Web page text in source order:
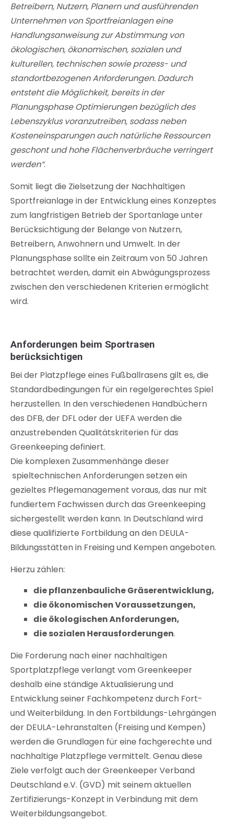
Betreibern, Nutzern, Planern und ausführenden
Unternehmen von Sportfreianlagen eine
Handlungsanweisung zur Abstimmung von
ökologischen, ökonomischen, sozialen und
kulturellen, technischen sowie prozess- und
standortbezogenen Anforderungen. Dadurch
entsteht die Möglichkeit, bereits in der
Planungsphase Optimierungen bezüglich des
Lebenszyklus voranzutreiben, sodass neben
Kosteneinsparungen auch natürliche Ressourcen
geschont und hohe Flächenverbräuche verringert
werden“.
Somit liegt die Zielsetzung der Nachhaltigen
Sportfreianlage in der Entwicklung eines Konzeptes
zum langfristigen Betrieb der Sportanlage unter
Berücksichtigung der Belange von Nutzern,
Betreibern, Anwohnern und Umwelt. In der
Planungsphase sollte ein Zeitraum von 50 Jahren
betrachtet werden, damit ein Abwägungsprozess
zwischen den verschiedenen Kriterien ermöglicht
wird.
Anforderungen beim Sportrasen
berücksichtigen
Bei der Platzpflege eines Fußballrasens gilt es, die
Standardbedingungen für ein regelgerechtes Spiel
herzustellen. In den verschiedenen Handbüchern
des DFB, der DFL oder der UEFA werden die
anzustrebenden Qualitätskriterien für das
Greenkeeping definiert.
Die komplexen Zusammenhänge dieser
spieltechnischen Anforderungen setzen ein
gezieltes Pflegemanagement voraus, das nur mit
fundiertem Fachwissen durch das Greenkeeping
sichergestellt werden kann. In Deutschland wird
diese qualifizierte Fortbildung an den DEULA-
Bildungsstätten in Freising und Kempen angeboten.
Hierzu zählen:
die pflanzenbauliche Gräserentwicklung,
die ökonomischen Voraussetzungen,
die ökologischen Anforderungen,
die sozialen Herausforderungen.
Die Forderung nach einer nachhaltigen
Sportplatzpflege verlangt vom Greenkeeper
deshalb eine ständige Aktualisierung und
Entwicklung seiner Fachkompetenz durch Fort-
und Weiterbildung. In den Fortbildungs-Lehrgängen
der DEULA-Lehranstalten (Freising und Kempen)
werden die Grundlagen für eine fachgerechte und
nachhaltige Platzpflege vermittelt. Genau diese
Ziele verfolgt auch der Greenkeeper Verband
Deutschland e.V. (GVD) mit seinem aktuellen
Zertifizierungs-Konzept in Verbindung mit dem
Weiterbildungsangebot.